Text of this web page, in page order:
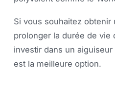
Si vous souhaitez
prolonger la durée de vie
investir dans un
est la meilleure option.